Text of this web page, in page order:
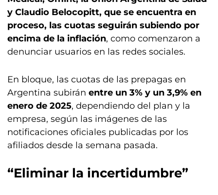
y Claudio Belocopitt, que se encuentra en
proceso, las cuotas seguirán subiendo por
encima de la inflación, como comenzaron a
denunciar usuarios en las redes sociales.
En bloque, las cuotas de las prepagas en
Argentina subirán entre un 3% y un 3,9% en
enero de 2025, dependiendo del plan y la
empresa, según las imágenes de las
notificaciones oficiales publicadas por los
afiliados desde la semana pasada.
“Eliminar la incertidumbre”